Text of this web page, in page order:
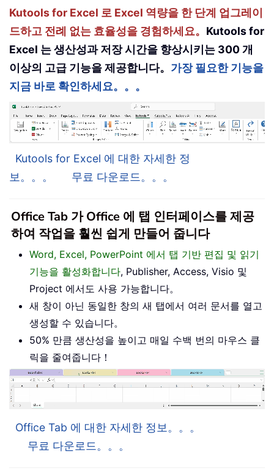
Kutools for Excel 로 Excel 역량을 한 단계 업그레이
드하고 전례 없는 효율성을 경험하세요。 Kutools for
Excel 는 생산성과 저장 시간을 향상시키는 300 개
이상의 고급 기능을 제공합니다。 가장 필요한 기능을
지금 바로 확인하세요。。。
Kutools for Excel 에 대한 자세한 정
보。。。
무료 다운로드。。。
Office Tab 가 Office 에 탭 인터페이스를 제공
하여 작업을 훨씬 쉽게 만들어 줍니다
Word, Excel, PowerPoint 에서 탭 기반 편집 및 읽기
기능을 활성화합니다, Publisher, Access, Visio 및
Project 에서도 사용 가능합니다。
새 창이 아닌 동일한 창의 새 탭에서 여러 문서를 열고
생성할 수 있습니다。
50% 만큼 생산성을 높이고 매일 수백 번의 마우스 클
릭을 줄여줍니다！
Office Tab 에 대한 자세한 정보。。。
무료 다운로드。。。